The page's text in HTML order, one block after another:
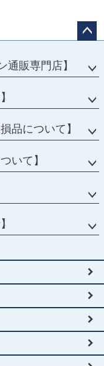
ップ
通販専門店】
品について】
いて】